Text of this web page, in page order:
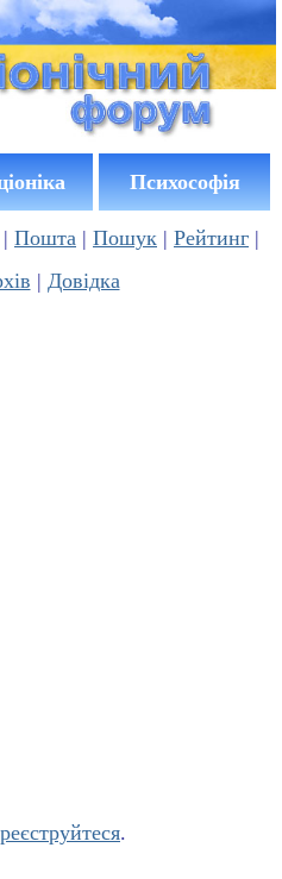
Психософія
| Пошта | Пошук | Рейтинг |
| Довідка
.